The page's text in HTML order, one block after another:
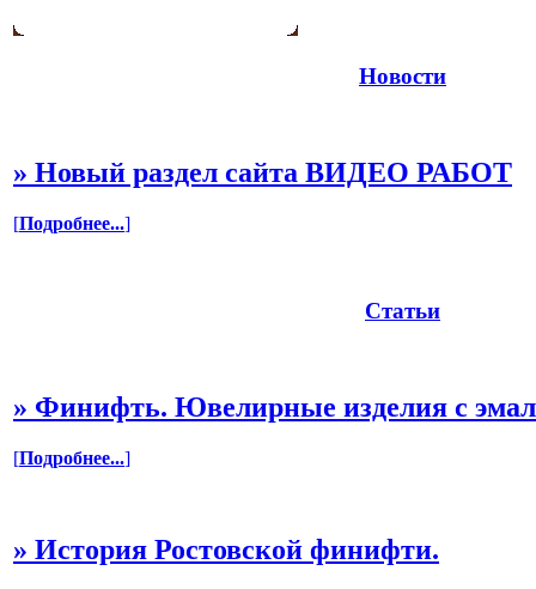
Новости
» Новый раздел сайта ВИДЕО РАБОТ
[Подробнее...]
Статьи
» Финифть. Ювелирные изделия с
[Подробнее...]
» История Ростовской финифти.